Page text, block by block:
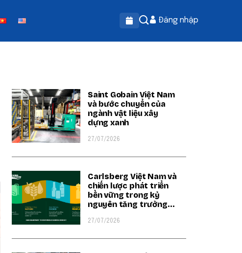
Đăng nhập
Saint Gobain Việt Nam
và bước chuyển của
ngành vật liệu xây
dựng xanh
27/07/2026
Carlsberg Việt Nam và
chiến lược phát triển
bền vững trong kỷ
nguyên tăng trưởng
27/07/2026